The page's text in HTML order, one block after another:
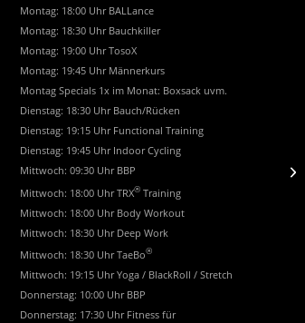
Montag: 18:00 Uhr BALLance
Montag: 18:30 Uhr Bauchkiller
Montag: 19:00 Uhr TosoX
Montag: 19:45 Uhr Männerkurs
Montag Specials 1x im Monat: Boxsack uvm.
Dienstag: 18:30 Uhr Bauch/Rücken
Dienstag: 19:15 Uhr Functional Training
Dienstag: 19:45 Uhr Indoor Cycling
Mittwoch: 09:30 Uhr BBP
Mittwoch: 18:00 Uhr TRX®Training
Mittwoch: 18:00 Uhr Body Workout
Mittwoch: 18:30 Uhr Deep Work
Mittwoch: 18:30 Uhr TaeBo®
Mittwoch: 19:15 Uhr Yoga / BlackRoll / Stretch
Donnerstag: 10:00 Uhr BBP
Donnerstag: 17:30 Uhr Fitness für